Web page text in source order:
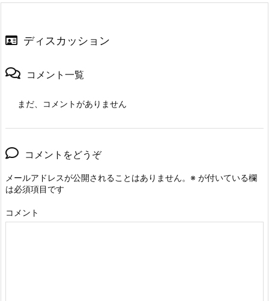
ディスカッション
コメント一覧
まだ、コメントがありません
コメントをどうぞ
メールアドレスが公開されることはありません。 ※ が付いている欄
は必須項目です
コメント